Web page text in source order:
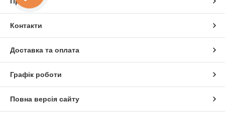
Контакти
Доставка та оплата
Графік роботи
Повна версія сайту